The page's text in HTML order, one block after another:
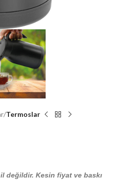
Termoslar
değildir. Kesin fiyat ve baskı